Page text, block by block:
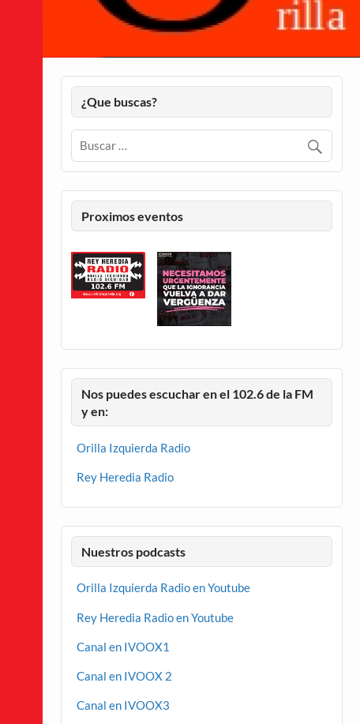
¿Que buscas?
Proximos eventos
Nos puedes escuchar en el 102.6 de la FM
y en:
Orilla Izquierda Radio
Rey Heredia Radio
Nuestros podcasts
Orilla Izquierda Radio en Youtube
Rey Heredia Radio en Youtube
Canal en IVOOX1
Canal en IVOOX 2
Canal en IVOOX3